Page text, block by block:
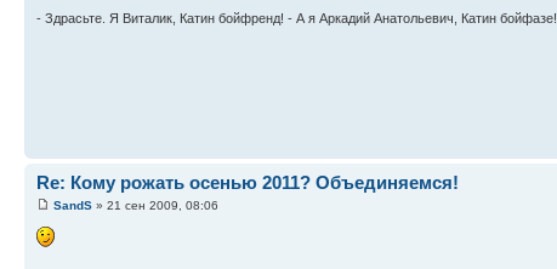
- Здрасьте. Я Виталик, Катин бойфренд! - А я Аркадий Анатольевич, Катин бойфазе!
Re: Кому рожать осенью 2011? Объединяемся!
SandS » 21 сен 2009, 08:06